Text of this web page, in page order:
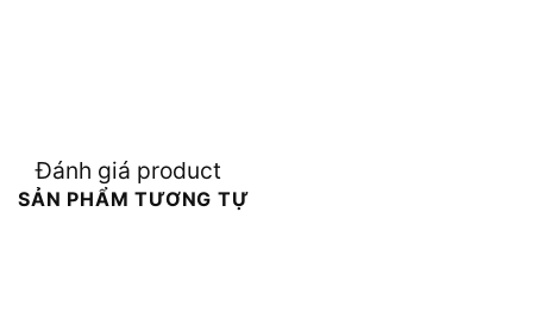
Đánh giá product
SẢN PHẨM TƯƠNG TỰ